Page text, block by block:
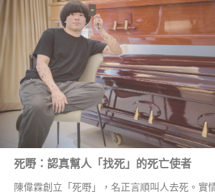
死嘢：認真幫人「找死」的死亡使者
陳偉霖創立「死嘢」，名正言順叫人去死。實